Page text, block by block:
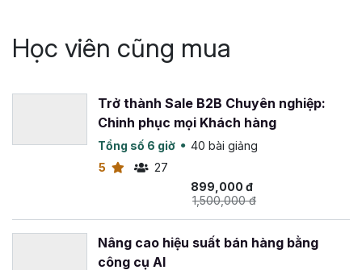
Học viên cũng mua
Trở thành Sale B2B Chuyên nghiệp:
Chinh phục mọi Khách hàng
Tổng số 6 giờ
40 bài giảng
5
27
899,000 đ
1,500,000 đ
Nâng cao hiệu suất bán hàng bằng
công cụ AI